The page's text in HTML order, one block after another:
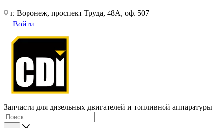
г. Воронеж, проспект Труда, 48А, оф. 507
Войти
Запчасти для дизельных двигателей и топливной аппаратуры